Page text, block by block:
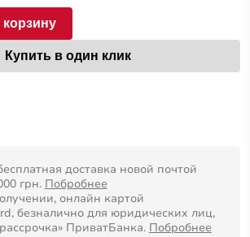
корзину
Купить в один клик
доставка новой почтой
грн. Побробнее
онлайн картой
безналично для юридических лиц,
ПриватБанка. Побробнее